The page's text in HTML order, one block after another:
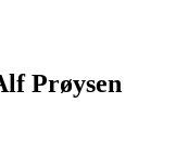
Prøysen